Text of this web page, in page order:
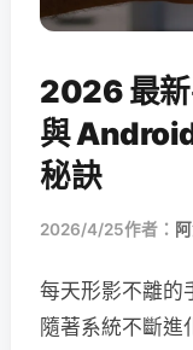
2026 最
與
秘訣
2026/4/25作者：
每天形影不離的
隨著系統不斷